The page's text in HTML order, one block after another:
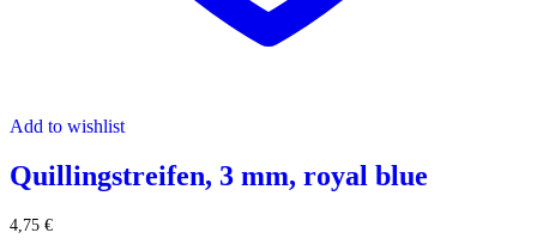
Add to wishlist
Quillingstreifen, 3 mm, royal blue
4,75 €